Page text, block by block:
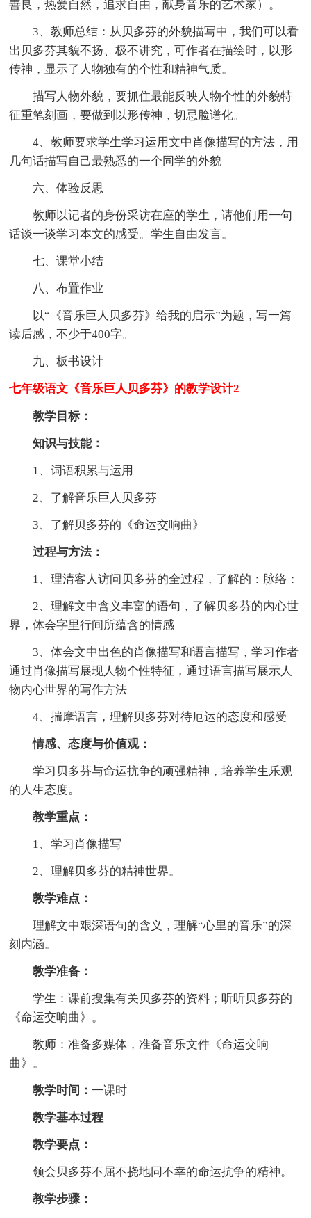
善良，热爱自然，追求自由，献身音乐的艺术家）。
3、教师总结：从贝多芬的外貌描写中，我们可以看
出贝多芬其貌不扬、极不讲究，可作者在描绘时，以形
传神，显示了人物独有的个性和精神气质。
描写人物外貌，要抓住最能反映人物个性的外貌特
征重笔刻画，要做到以形传神，切忌脸谱化。
4、教师要求学生学习运用文中肖像描写的方法，用
几句话描写自己最熟悉的一个同学的外貌
六、体验反思
教师以记者的身份采访在座的学生，请他们用一句
话谈一谈学习本文的感受。学生自由发言。
七、课堂小结
八、布置作业
以“《音乐巨人贝多芬》给我的启示”为题，写一篇
读后感，不少于400字。
九、板书设计
七年级语文《音乐巨人贝多芬》的教学设计2
教学目标：
知识与技能：
1、词语积累与运用
2、了解音乐巨人贝多芬
3、了解贝多芬的《命运交响曲》
过程与方法：
1、理清客人访问贝多芬的全过程，了解的：脉络：
2、理解文中含义丰富的语句，了解贝多芬的内心世
界，体会字里行间所蕴含的情感
3、体会文中出色的肖像描写和语言描写，学习作者
通过肖像描写展现人物个性特征，通过语言描写展示人
物内心世界的写作方法
4、揣摩语言，理解贝多芬对待厄运的态度和感受
情感、态度与价值观：
学习贝多芬与命运抗争的顽强精神，培养学生乐观
的人生态度。
教学重点：
1、学习肖像描写
2、理解贝多芬的精神世界。
教学难点：
理解文中艰深语句的含义，理解“心里的音乐”的深
刻内涵。
教学准备：
学生：课前搜集有关贝多芬的资料；听听贝多芬的
《命运交响曲》。
教师：准备多媒体，准备音乐文件《命运交响
曲》。
教学时间：一课时
教学基本过程
教学要点：
领会贝多芬不屈不挠地同不幸的命运抗争的精神。
教学步骤：